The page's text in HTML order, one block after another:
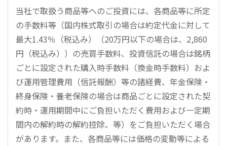
当社で取扱う商品等へのご投資には、各商品等に所定
の手数料等（国内株式取引の場合は約定代金に対して
最大1.43％（税込み）（20万円以下の場合は、2,860
円（税込み））の売買手数料、投資信託の場合は銘柄
ごとに設定された購入時手数料（換金時手数料）およ
び運用管理費用（信託報酬）等の諸経費、年金保険・
終身保険・養老保険の場合は商品ごとに設定された契
約時・運用期間中にご負担いただく費用および一定期
間内の解約時の解約控除、等）をご負担いただく場合
があります。また、各商品等には価格の変動等による